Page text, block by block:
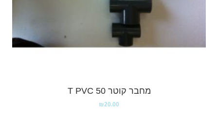
מחבר קוטר 50 T PVC
₪20.00